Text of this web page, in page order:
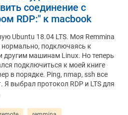
соединение с
RDP:" к macbook
Ubuntu 18.04 LTS. Моя Remmina
нормально, подключаясь к
другим машинам Linux. Но теперь
подключиться к моей книге
в порядке. Ping, nmap, ssh все
Я выбрал протокол RDP и LTS для